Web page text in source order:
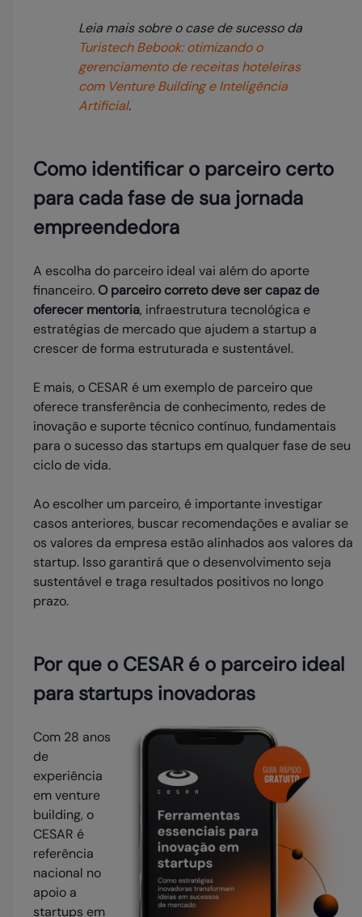
Leia mais sobre o case de sucesso da
Turistech Bebook: otimizando o
gerenciamento de receitas hoteleiras
com Venture Building e Inteligência
Artificial.
Como identificar o parceiro certo
para cada fase de sua jornada
empreendedora
A escolha do parceiro ideal vai além do aporte
financeiro. O parceiro correto deve ser capaz de
oferecer mentoria, infraestrutura tecnológica e
estratégias de mercado que ajudem a startup a
crescer de forma estruturada e sustentável.
E mais, o CESAR é um exemplo de parceiro que
oferece transferência de conhecimento, redes de
inovação e suporte técnico contínuo, fundamentais
para o sucesso das startups em qualquer fase de seu
ciclo de vida.
Ao escolher um parceiro, é importante investigar
casos anteriores, buscar recomendações e avaliar se
os valores da empresa estão alinhados aos valores da
startup. Isso garantirá que o desenvolvimento seja
sustentável e traga resultados positivos no longo
prazo.
Por que o CESAR é o parceiro ideal
para startups inovadoras
Com 28 anos
de
experiência
em venture
building, o
CESAR é
referência
nacional no
apoio a
startups em